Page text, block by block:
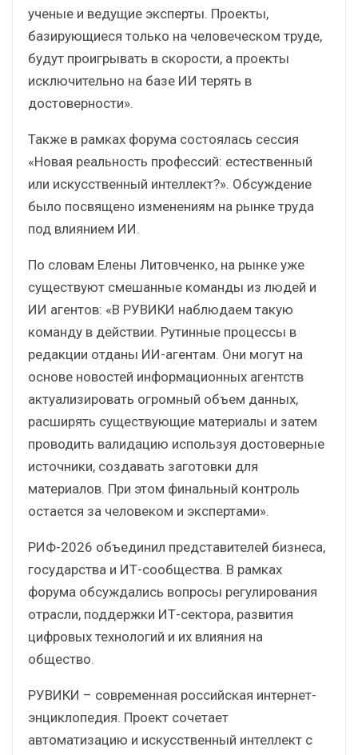
ученые и ведущие эксперты. Проекты,
базирующиеся только на человеческом труде,
будут проигрывать в скорости, а проекты
исключительно на базе ИИ терять в
достоверности».
Также в рамках форума состоялась сессия
«Новая реальность профессий: естественный
или искусственный интеллект?». Обсуждение
было посвящено изменениям на рынке труда
под влиянием ИИ.
По словам Елены Литовченко, на рынке уже
существуют смешанные команды из людей и
ИИ агентов: «В РУВИКИ наблюдаем такую
команду в действии. Рутинные процессы в
редакции отданы ИИ-агентам. Они могут на
основе новостей информационных агентств
актуализировать огромный объем данных,
расширять существующие материалы и затем
проводить валидацию используя достоверные
источники, создавать заготовки для
материалов. При этом финальный контроль
остается за человеком и экспертами».
РИФ-2026 объединил представителей бизнеса,
государства и ИТ-сообщества. В рамках
форума обсуждались вопросы регулирования
отрасли, поддержки ИТ-сектора, развития
цифровых технологий и их влияния на
общество.
РУВИКИ – современная российская интернет-
энциклопедия. Проект сочетает
автоматизацию и искусственный интеллект с